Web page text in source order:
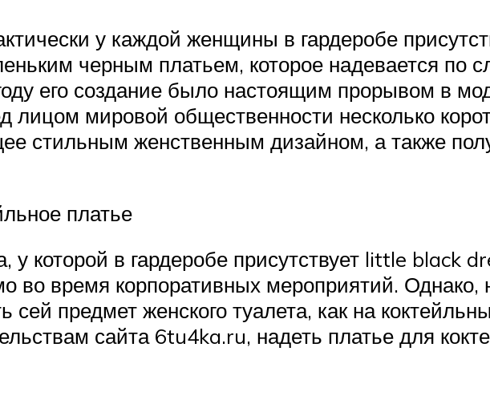
у каждой женщины в гардеробе
черным платьем, которое надевается по
его создание было настоящим прорывом в
лицом мировой общественности несколько
стильным женственным дизайном, а также
платье
которой в гардеробе присутствует little black
во время корпоративных мероприятий. Однако,
сей предмет женского туалета, как на
сайта 6tu4ka.ru, надеть платье для